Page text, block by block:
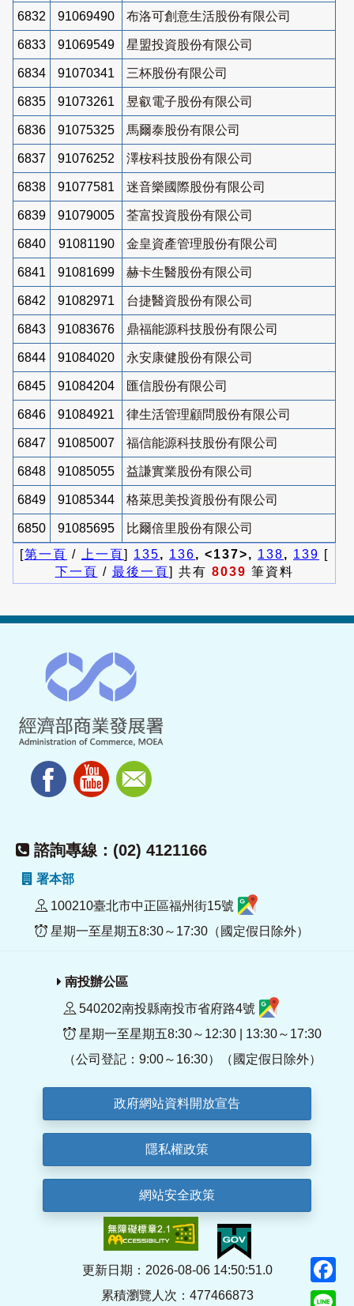
6832 91069490 布洛可創意生活股份有限公司
6833 91069549 星盟投資股份有限公司
6834 91070341 三杯股份有限公司
6835 91073261 昱叡電子股份有限公司
6836 91075325 馬爾泰股份有限公司
6837 91076252 澤桉科技股份有限公司
6838 91077581 迷音樂國際股份有限公司
6839 91079005 荃富投資股份有限公司
6840 91081190 金皇資產管理股份有限公司
6841 91081699 赫卡生醫股份有限公司
6842 91082971 台捷醫資股份有限公司
6843 91083676 鼎福能源科技股份有限公司
6844 91084020 永安康健股份有限公司
6845 91084204 匯信股份有限公司
6846 91084921 律生活管理顧問股份有限公司
6847 91085007 福信能源科技股份有限公司
6848 91085055 益謙實業股份有限公司
6849 91085344 格萊思美投資股份有限公司
6850 91085695
比爾倍里股份有限公司
[第一頁 / 上一頁] 135, 136, <137>, 138, 139 [
下一頁 / 最後一頁] 共有 8039 筆資料
諮詢專線：(02) 4121166
署本部
100210臺北市中正區福州街15號
星期一至星期五8:30～17:30（國定假日除外）
南投辦公區
540202南投縣南投市省府路4號
星期一至星期五8:30～12:30 | 13:30～17:30
（公司登記：9:00～16:30）（國定假日除外）
政府網站資料開放宣告
隱私權政策
網站安全政策
更新日期：2026-08-06 14:50:51.0
累積瀏覽人次：477466873